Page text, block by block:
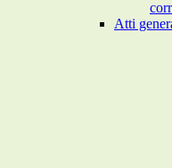
Atti